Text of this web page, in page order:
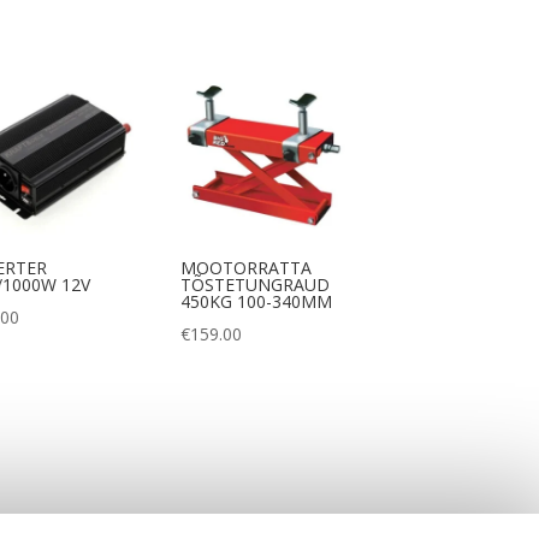
12V
MOOTORRATTA
TÕSTETUNGRAUD
450KG 100-340MM
€159.00